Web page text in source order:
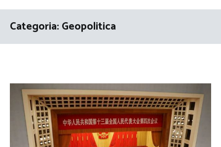
Categoria:Geopolitica